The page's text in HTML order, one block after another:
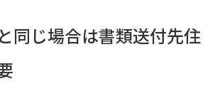
同じ場合は書類送付先住